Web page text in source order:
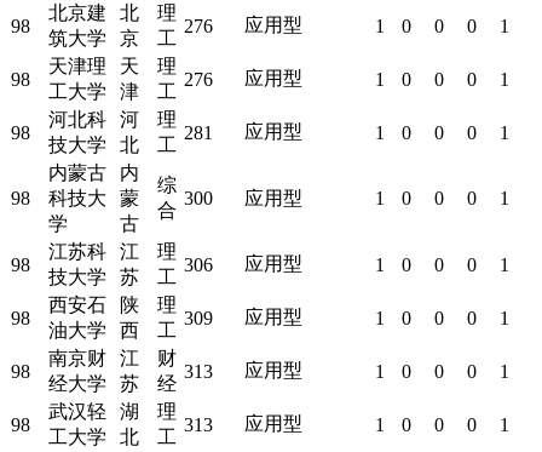
98
北京建
筑大学
北
京
理
工
276 应用型 1 0 0 0 1
98
天津理
工大学
天
津
理
工
276 应用型 1 0 0 0 1
98
河北科
技大学
河
北
理
工
281 应用型 1 0 0 0 1
98
内蒙古
科技大
学
内
蒙
古
综
合
300 应用型 1 0 0 0 1
98
江苏科
技大学
江
苏
理
工
306 应用型 1 0 0 0 1
98
西安石
油大学
陕
西
理
工
309 应用型 1 0 0 0 1
98
南京财
经大学
江
苏
财
经
313 应用型 1 0 0 0 1
98
武汉轻
工大学
湖
北
理
工
313 应用型 1 0 0 0 1